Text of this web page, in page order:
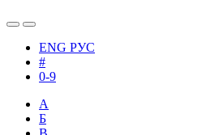
ENG РУС
#
0-9
А
Б